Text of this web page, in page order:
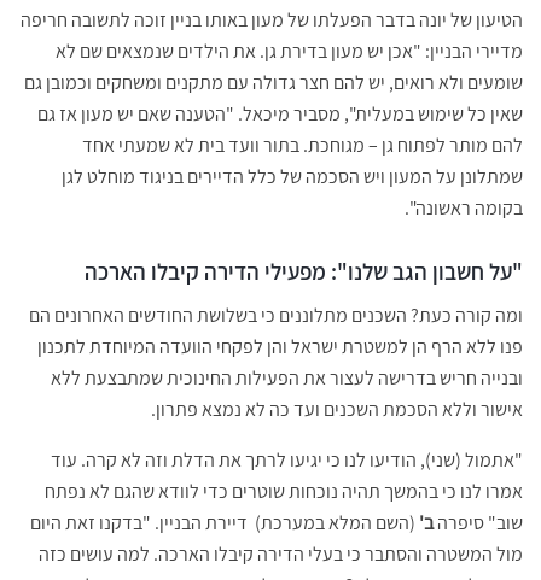
הטיעון של יונה בדבר הפעלתו של מעון באותו בניין זוכה לתשובה חריפה
מדיירי הבניין: "אכן יש מעון בדירת גן. את הילדים שנמצאים שם לא
שומעים ולא רואים, יש להם חצר גדולה עם מתקנים ומשחקים וכמובן גם
שאין כל שימוש במעלית", מסביר מיכאל. "הטענה שאם יש מעון אז גם
להם מותר לפתוח גן – מגוחכת. בתור וועד בית לא שמעתי אחד
שמתלונן על המעון ויש הסכמה של כלל הדיירים בניגוד מוחלט לגן
בקומה ראשונה".
"על חשבון הגב שלנו": מפעילי הדירה קיבלו הארכה
ומה קורה כעת? השכנים מתלוננים כי בשלושת החודשים האחרונים הם
פנו ללא הרף הן למשטרת ישראל והן לפקחי הוועדה המיוחדת לתכנון
ובנייה חריש בדרישה לעצור את הפעילות החינוכית שמתבצעת ללא
אישור וללא הסכמת השכנים ועד כה לא נמצא פתרון.
"אתמול (שני), הודיעו לנו כי יגיעו לרתך את הדלת וזה לא קרה. עוד
אמרו לנו כי בהמשך תהיה נוכחות שוטרים כדי לוודא שהגם לא נפתח
שוב" סיפרהב' (השם המלא במערכת) דיירת הבניין. "בדקנו זאת היום
מול המשטרה והסתבר כי בעלי הדירה קיבלו הארכה. למה עושים כזה